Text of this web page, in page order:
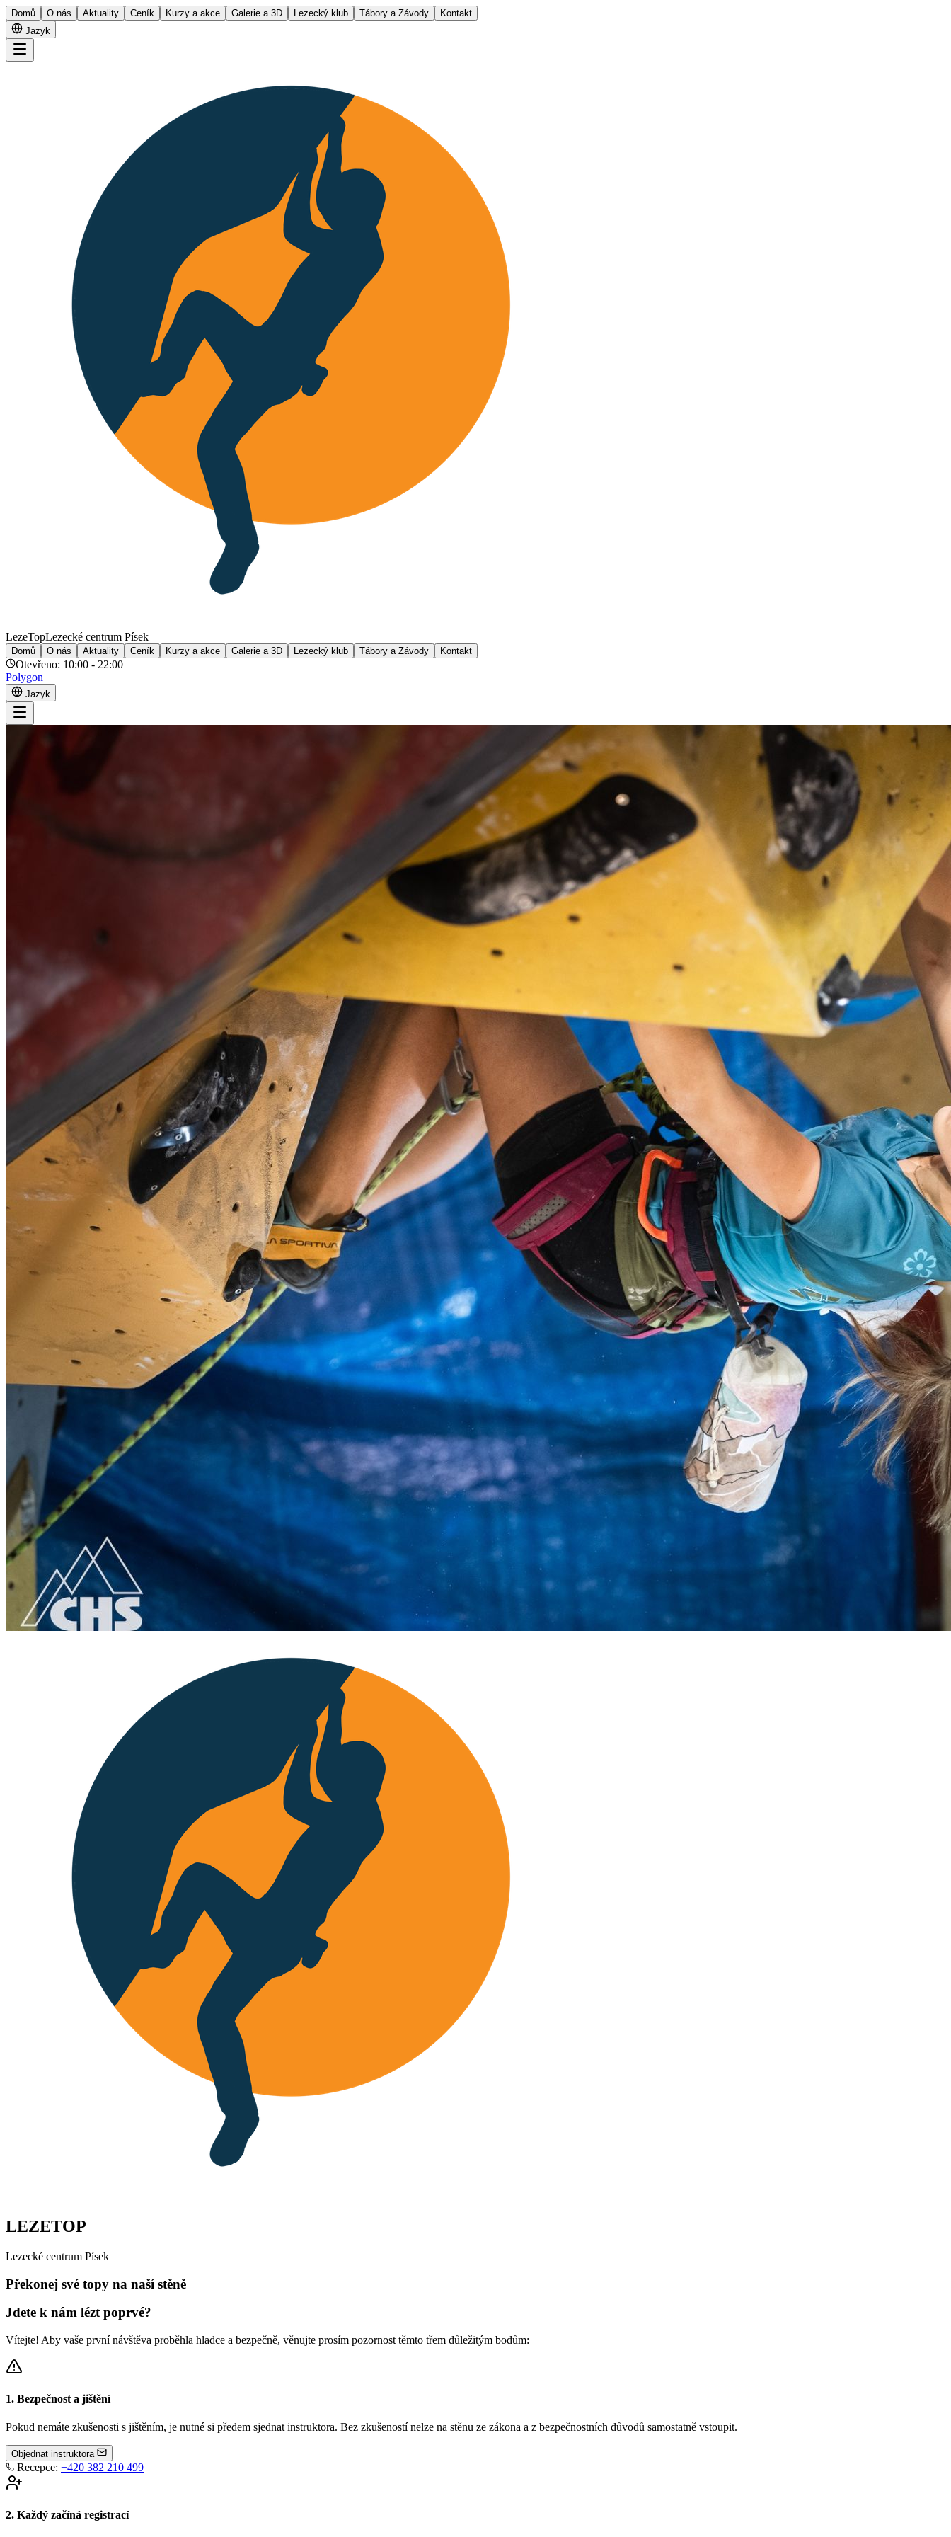
Domů O nás Aktuality Ceník Kurzy a akce Galerie a 3D Lezecký klub Tábory a Závody
Kontakt
Jazyk
LezeTopLezecké centrum Písek
Domů O nás Aktuality Ceník Kurzy a akce Galerie a 3D Lezecký klub Tábory a Závody Kontakt
Otevřeno: 10:00 - 22:00
Polygon
Jazyk
LEZETOP
Lezecké centrum Písek
Překonej své topy na naší stěně
Jdete k nám lézt poprvé?
Vítejte! Aby vaše první návštěva proběhla hladce a bezpečně, věnujte prosím pozornost těmto třem důležitým bodům:
1. Bezpečnost a jištění
Pokud nemáte zkušenosti s jištěním, je nutné si předem sjednat instruktora. Bez zkušeností nelze na stěnu ze zákona a z bezpečnostních důvodů samostatně vstoupit.
Objednat instruktora
Recepce: +420 382 210 499
2. Každý začíná registrací